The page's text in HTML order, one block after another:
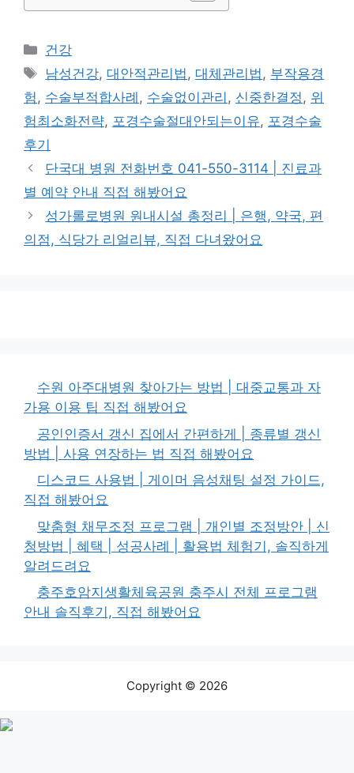
카
테
리
건강
태
그
남성건강,대안적관리법,대체관리법, 부작용경
험, 수술부적합사례 , 수술없이관리 , 신중한결정, 위
험최소화전략, 포경수술절대안되는이유, 포경수술
후기
단국대 병원 전화번호 041-550-3114 | 진료과
별 예약 안내 직접 해봤어요
성가롤로병원 원내시설 총정리 | 은행, 약국, 편
의점, 식당가 리얼리뷰, 직접 다녀왔어요
수원 아주대병원 찾아가는 방법 | 대중교통과 자
가용 이용 팁 직접 해봤어요
공인인증서 갱신 집에서 간편하게 | 종류별 갱신
방법 | 사용 연장하는 법 직접 해봤어요
디스코드 사용법 | 게이머 음성채팅 설정 가이드,
직접 해봤어요
맞춤형 채무조정 프로그램 | 개인별 조정방안 | 신
청방법 | 혜택 | 성공사례 | 활용법 체험기, 솔직하게
알려드려요
충주호암지생활체육공원 충주시 전체 프로그램
안내 솔직후기, 직접 해봤어요
Copyright © 2026